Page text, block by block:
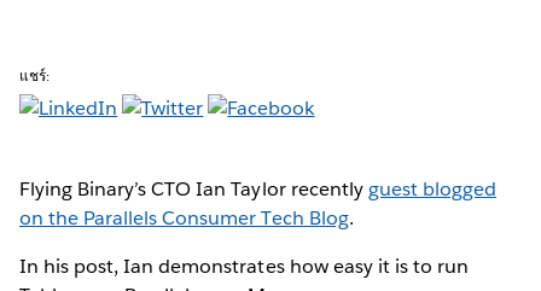
แชร์:
Flying Binary’s CTO Ian Taylor recentlyguest blogged
on the Parallels Consumer Tech Blog.
In his post, Ian demonstrates how easy it is to run